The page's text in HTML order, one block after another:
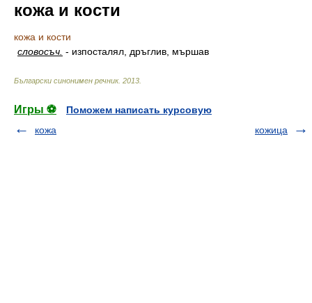
кожа и кости
кожа и кости
словосъч. - изпосталял, дръглив, мършав
Български синонимен речник. 2013
Игры ⚽
Поможем написать курсовую
кожа
кожица